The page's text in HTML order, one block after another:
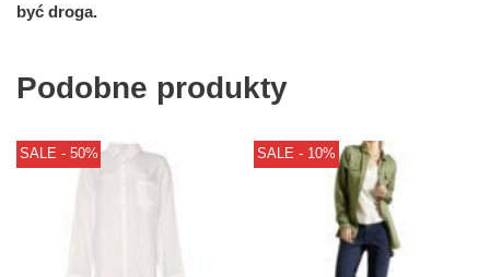
być droga.
Podobne produkty
SALE - 50% SALE - 10%